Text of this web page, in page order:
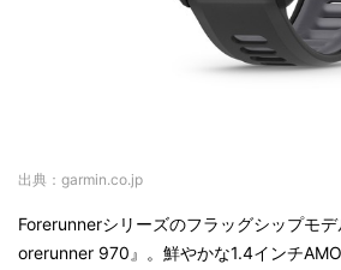
出典：garmin.co.jp
Forerunnerシリーズのフラッグシップモ
orerunner 970』。鮮やかな1.4インチ